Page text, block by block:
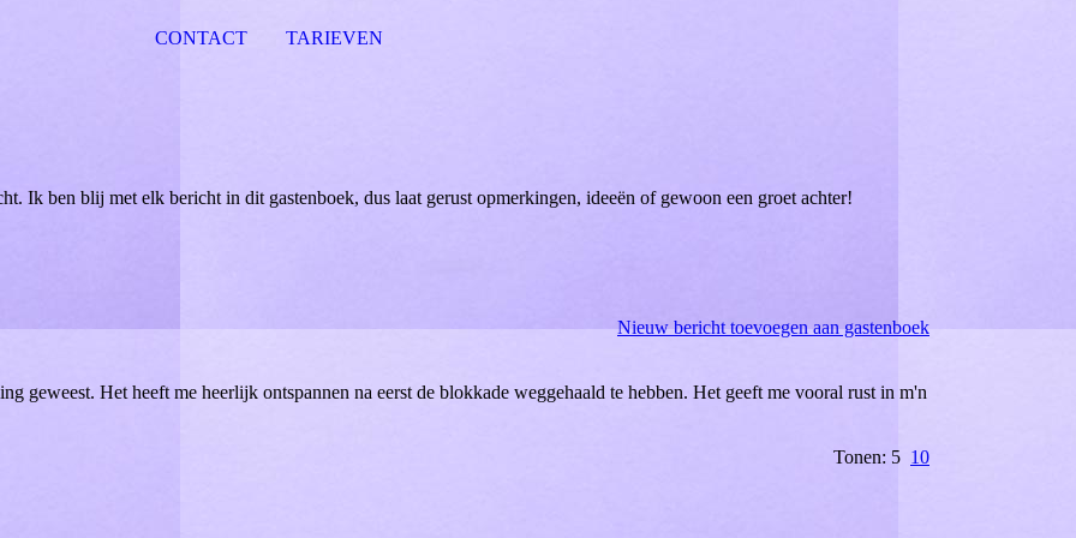
CONTACT TARIEVEN
Ik ben blij met elk bericht in dit gastenboek, dus laat gerust opmerkingen, ideeën of gewoon een groet achter!
Nieuw bericht toevoegen aan gastenboek
geweest. Het heeft me heerlijk ontspannen na eerst de blokkade weggehaald te hebben. Het geeft me vooral rust in m'n
Tonen: 5 10